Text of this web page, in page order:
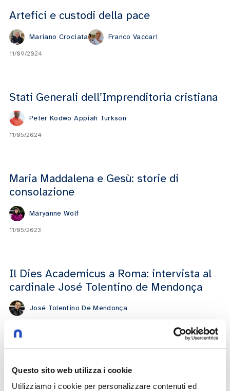
Questo sito web utilizza i cookie
Utilizziamo i cookie per personalizzare contenuti ed
Artefici e custodi della pace
Mariano Crociata Franco Vaccari
11/09/2024
Stati Generali dell’Imprenditoria cristiana
Peter Kodwo Appiah Turkson
11/05/2024
Maria Maddalena e Gesù: storie di
consolazione
Maryanne Wolf
11/05/2023
Il Dies Academicus a Roma: intervista al
cardinale José Tolentino de Mendonça
José Tolentino De Mendonça
«Questa è l’epoca dei cercatori di
spirito». Intervista a Charles Taylor